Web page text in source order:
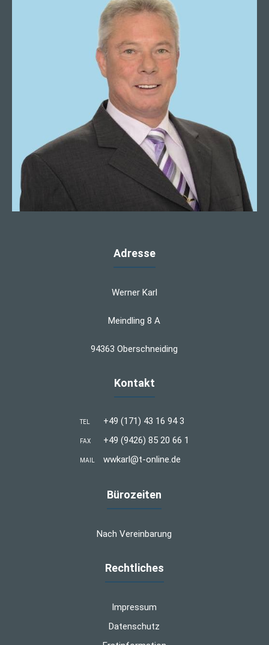
Adresse
Werner Karl
Meindling 8 A
94363 Oberschneiding
Kontakt
TEL +49 (171) 43 16 94 3
FAX +49 (9426) 85 20 66 1
MAIL wwkarl@t-online.de
Bürozeiten
Nach Vereinbarung
Rechtliches
Impressum
Datenschutz